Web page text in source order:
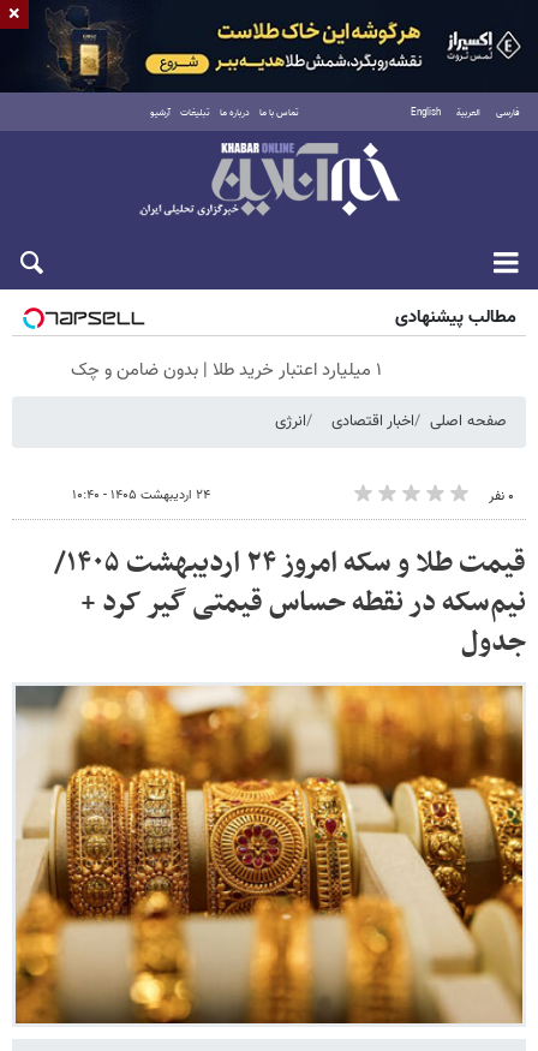
فارسی العربية English تماس با ما درباره ما تبلیغات آرشیو
جمعه ۱۶ مرداد ۱۴۰۵
مطالب پیشنهادی
۱ میلیارد اعتبار خرید طلا | بدون ضامن و چک
صفحه اصلی اخبار اقتصادی انرژی
۰ نفر ۲۴ اردیبهشت ۱۴۰۵ - ۱۰:۴۰
قیمت طلا و سکه امروز ۲۴ اردیبهشت ۱۴۰۵/
نیم‌سکه در نقطه حساس قیمتی گیر کرد +
جدول
×